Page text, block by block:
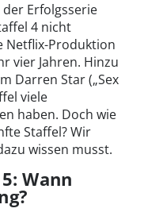
Erfolgsserie
4 nicht
Netflix-Produktion
vier Jahren. Hinzu
Darren Star („Sex
viele
haben. Doch wie
Staffel? Wir
wissen musst.
Wann